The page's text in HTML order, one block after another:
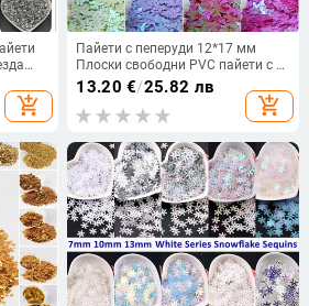
add_shopping_cart
Пайети с пеперуди 12*17 мм
Плоски свободни PVC пайети с 2
дупки Пайети Направи си сам
Сватбени занаяти Декорация
Изработка на бижута Конфети 20
13.20 €/25.82 лв
add_shopping_cart